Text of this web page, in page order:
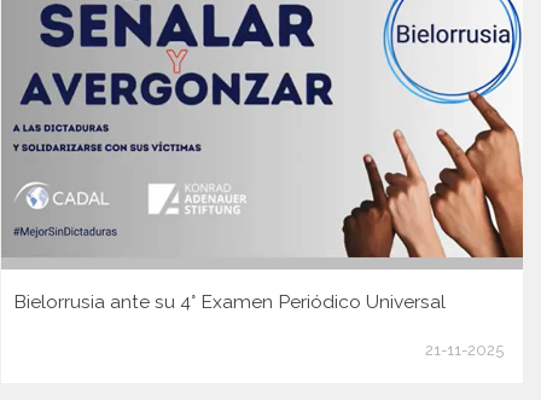
Bielorrusia ante su 4° Examen Periódico Universal
21-11-2025